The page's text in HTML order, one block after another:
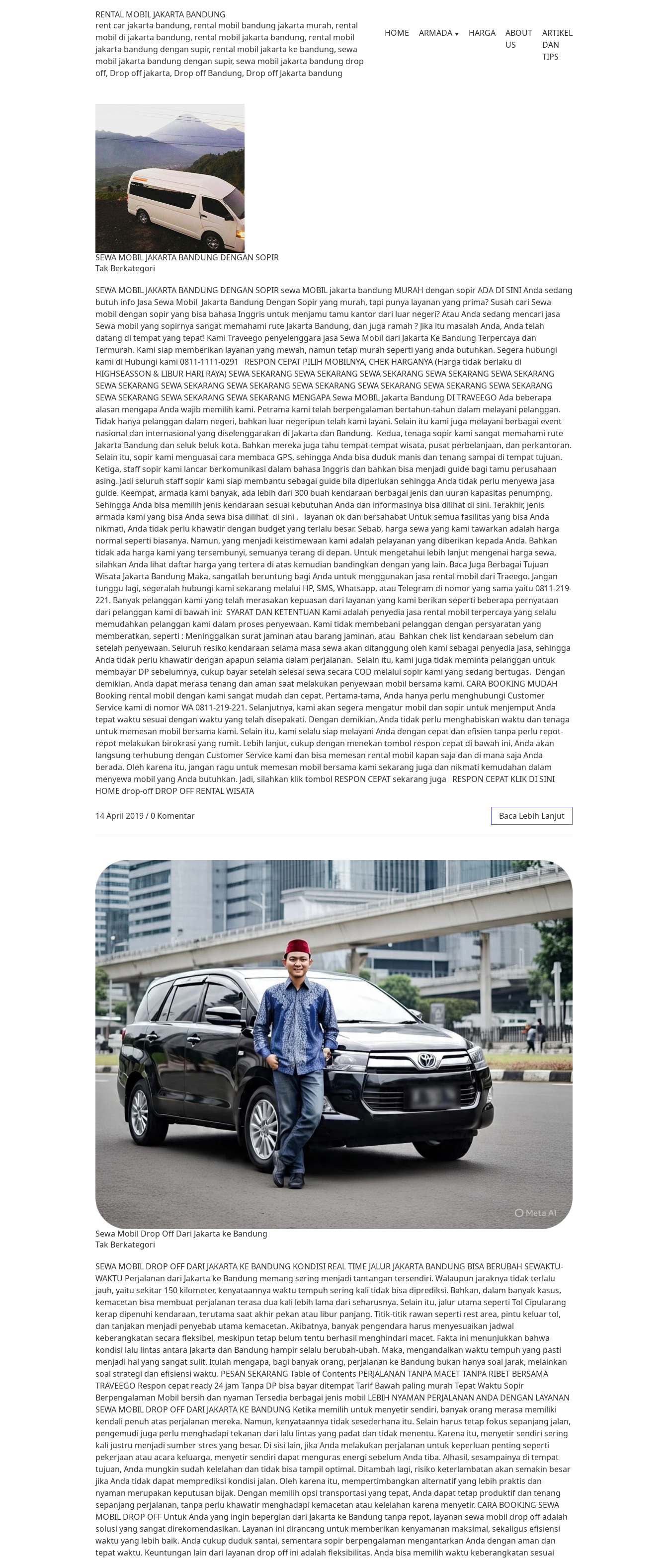
RENTAL MOBIL JAKARTA BANDUNG
rent car jakarta bandung, rental mobil bandung jakarta murah, rental
mobil di jakarta bandung, rental mobil jakarta bandung, rental mobil
jakarta bandung dengan supir, rental mobil jakarta ke bandung, sewa
mobil jakarta bandung dengan supir, sewa mobil jakarta bandung drop
off, Drop off jakarta, Drop off Bandung, Drop off Jakarta bandung
HOME ARMADA HARGA
ABOUT
US
ARTIKEL
DAN
TIPS
SEWA MOBIL JAKARTA BANDUNG DENGAN SOPIR
Tak Berkategori
SEWA MOBIL JAKARTA BANDUNG DENGAN SOPIR sewa MOBIL jakarta bandung MURAH dengan sopir ADA DI SINI Anda sedang
butuh info Jasa Sewa Mobil Jakarta Bandung Dengan Sopir yang murah, tapi punya layanan yang prima? Susah cari Sewa
mobil dengan sopir yang bisa bahasa Inggris untuk menjamu tamu kantor dari luar negeri? Atau Anda sedang mencari jasa
Sewa mobil yang sopirnya sangat memahami rute Jakarta Bandung, dan juga ramah ? Jika itu masalah Anda, Anda telah
datang di tempat yang tepat! Kami Traveego penyelenggara jasa Sewa Mobil dari Jakarta Ke Bandung Terpercaya dan
Termurah. Kami siap memberikan layanan yang mewah, namun tetap murah seperti yang anda butuhkan. Segera hubungi
kami di Hubungi kami 0811-1111-0291 RESPON CEPAT PILIH MOBILNYA, CHEK HARGANYA (Harga tidak berlaku di
HIGHSEASSON & LIBUR HARI RAYA) SEWA SEKARANG SEWA SEKARANG SEWA SEKARANG SEWA SEKARANG SEWA SEKARANG
SEWA SEKARANG SEWA SEKARANG SEWA SEKARANG SEWA SEKARANG SEWA SEKARANG SEWA SEKARANG SEWA SEKARANG
SEWA SEKARANG SEWA SEKARANG SEWA SEKARANG MENGAPA Sewa MOBIL Jakarta Bandung DI TRAVEEGO Ada beberapa
alasan mengapa Anda wajib memilih kami. Petrama kami telah berpengalaman bertahun-tahun dalam melayani pelanggan.
Tidak hanya pelanggan dalam negeri, bahkan luar negeripun telah kami layani. Selain itu kami juga melayani berbagai event
nasional dan internasional yang diselenggarakan di Jakarta dan Bandung. Kedua, tenaga sopir kami sangat memahami rute
Jakarta Bandung dan seluk beluk kota. Bahkan mereka juga tahu tempat-tempat wisata, pusat perbelanjaan, dan perkantoran.
Selain itu, sopir kami menguasai cara membaca GPS, sehingga Anda bisa duduk manis dan tenang sampai di tempat tujuan.
Ketiga, staff sopir kami lancar berkomunikasi dalam bahasa Inggris dan bahkan bisa menjadi guide bagi tamu perusahaan
asing. Jadi seluruh staff sopir kami siap membantu sebagai guide bila diperlukan sehingga Anda tidak perlu menyewa jasa
guide. Keempat, armada kami banyak, ada lebih dari 300 buah kendaraan berbagai jenis dan uuran kapasitas penumpng.
Sehingga Anda bisa memilih jenis kendaraan sesuai kebutuhan Anda dan informasinya bisa dilihat di sini. Terakhir, jenis
armada kami yang bisa Anda sewa bisa dilihat di sini . layanan ok dan bersahabat Untuk semua fasilitas yang bisa Anda
nikmati, Anda tidak perlu khawatir dengan budget yang terlalu besar. Sebab, harga sewa yang kami tawarkan adalah harga
normal seperti biasanya. Namun, yang menjadi keistimewaan kami adalah pelayanan yang diberikan kepada Anda. Bahkan
tidak ada harga kami yang tersembunyi, semuanya terang di depan. Untuk mengetahui lebih lanjut mengenai harga sewa,
silahkan Anda lihat daftar harga yang tertera di atas kemudian bandingkan dengan yang lain. Baca Juga Berbagai Tujuan
Wisata Jakarta Bandung Maka, sangatlah beruntung bagi Anda untuk menggunakan jasa rental mobil dari Traeego. Jangan
tunggu lagi, segeralah hubungi kami sekarang melalui HP, SMS, Whatsapp, atau Telegram di nomor yang sama yaitu 0811-219-
221. Banyak pelanggan kami yang telah merasakan kepuasan dari layanan yang kami berikan seperti beberapa pernyataan
dari pelanggan kami di bawah ini: SYARAT DAN KETENTUAN Kami adalah penyedia jasa rental mobil terpercaya yang selalu
memudahkan pelanggan kami dalam proses penyewaan. Kami tidak membebani pelanggan dengan persyaratan yang
memberatkan, seperti : Meninggalkan surat jaminan atau barang jaminan, atau Bahkan chek list kendaraan sebelum dan
setelah penyewaan. Seluruh resiko kendaraan selama masa sewa akan ditanggung oleh kami sebagai penyedia jasa, sehingga
Anda tidak perlu khawatir dengan apapun selama dalam perjalanan. Selain itu, kami juga tidak meminta pelanggan untuk
membayar DP sebelumnya, cukup bayar setelah selesai sewa secara COD melalui sopir kami yang sedang bertugas. Dengan
demikian, Anda dapat merasa tenang dan aman saat melakukan penyewaan mobil bersama kami. CARA BOOKING MUDAH
Booking rental mobil dengan kami sangat mudah dan cepat. Pertama-tama, Anda hanya perlu menghubungi Customer
Service kami di nomor WA 0811-219-221. Selanjutnya, kami akan segera mengatur mobil dan sopir untuk menjemput Anda
tepat waktu sesuai dengan waktu yang telah disepakati. Dengan demikian, Anda tidak perlu menghabiskan waktu dan tenaga
untuk memesan mobil bersama kami. Selain itu, kami selalu siap melayani Anda dengan cepat dan efisien tanpa perlu repot-
repot melakukan birokrasi yang rumit. Lebih lanjut, cukup dengan menekan tombol respon cepat di bawah ini, Anda akan
langsung terhubung dengan Customer Service kami dan bisa memesan rental mobil kapan saja dan di mana saja Anda
berada. Oleh karena itu, jangan ragu untuk memesan mobil bersama kami sekarang juga dan nikmati kemudahan dalam
menyewa mobil yang Anda butuhkan. Jadi, silahkan klik tombol RESPON CEPAT sekarang juga RESPON CEPAT KLIK DI SINI
HOME drop-off DROP OFF RENTAL WISATA
14 April 2019/0 Komentar Baca Lebih Lanjut
Sewa Mobil Drop Off Dari Jakarta ke Bandung
Tak Berkategori
SEWA MOBIL DROP OFF DARI JAKARTA KE BANDUNG KONDISI REAL TIME JALUR JAKARTA BANDUNG BISA BERUBAH SEWAKTU-
WAKTU Perjalanan dari Jakarta ke Bandung memang sering menjadi tantangan tersendiri. Walaupun jaraknya tidak terlalu
jauh, yaitu sekitar 150 kilometer, kenyataannya waktu tempuh sering kali tidak bisa diprediksi. Bahkan, dalam banyak kasus,
kemacetan bisa membuat perjalanan terasa dua kali lebih lama dari seharusnya. Selain itu, jalur utama seperti Tol Cipularang
kerap dipenuhi kendaraan, terutama saat akhir pekan atau libur panjang. Titik-titik rawan seperti rest area, pintu keluar tol,
dan tanjakan menjadi penyebab utama kemacetan. Akibatnya, banyak pengendara harus menyesuaikan jadwal
keberangkatan secara fleksibel, meskipun tetap belum tentu berhasil menghindari macet. Fakta ini menunjukkan bahwa
kondisi lalu lintas antara Jakarta dan Bandung hampir selalu berubah-ubah. Maka, mengandalkan waktu tempuh yang pasti
menjadi hal yang sangat sulit. Itulah mengapa, bagi banyak orang, perjalanan ke Bandung bukan hanya soal jarak, melainkan
soal strategi dan efisiensi waktu. PESAN SEKARANG Table of Contents PERJALANAN TANPA MACET TANPA RIBET BERSAMA
TRAVEEGO Respon cepat ready 24 jam Tanpa DP bisa bayar ditempat Tarif Bawah paling murah Tepat Waktu Sopir
Berpengalaman Mobil bersih dan nyaman Tersedia berbagai jenis mobil LEBIH NYAMAN PERJALANAN ANDA DENGAN LAYANAN
SEWA MOBIL DROP OFF DARI JAKARTA KE BANDUNG Ketika memilih untuk menyetir sendiri, banyak orang merasa memiliki
kendali penuh atas perjalanan mereka. Namun, kenyataannya tidak sesederhana itu. Selain harus tetap fokus sepanjang jalan,
pengemudi juga perlu menghadapi tekanan dari lalu lintas yang padat dan tidak menentu. Karena itu, menyetir sendiri sering
kali justru menjadi sumber stres yang besar. Di sisi lain, jika Anda melakukan perjalanan untuk keperluan penting seperti
pekerjaan atau acara keluarga, menyetir sendiri dapat menguras energi sebelum Anda tiba. Alhasil, sesampainya di tempat
tujuan, Anda mungkin sudah kelelahan dan tidak bisa tampil optimal. Ditambah lagi, risiko keterlambatan akan semakin besar
jika Anda tidak dapat memprediksi kondisi jalan. Oleh karena itu, mempertimbangkan alternatif yang lebih praktis dan
nyaman merupakan keputusan bijak. Dengan memilih opsi transportasi yang tepat, Anda dapat tetap produktif dan tenang
sepanjang perjalanan, tanpa perlu khawatir menghadapi kemacetan atau kelelahan karena menyetir. CARA BOOKING SEWA
MOBIL DROP OFF Untuk Anda yang ingin bepergian dari Jakarta ke Bandung tanpa repot, layanan sewa mobil drop off adalah
solusi yang sangat direkomendasikan. Layanan ini dirancang untuk memberikan kenyamanan maksimal, sekaligus efisiensi
waktu yang lebih baik. Anda cukup duduk santai, sementara sopir berpengalaman mengantarkan Anda dengan aman dan
tepat waktu. Keuntungan lain dari layanan drop off ini adalah fleksibilitas. Anda bisa memilih waktu keberangkatan sesuai